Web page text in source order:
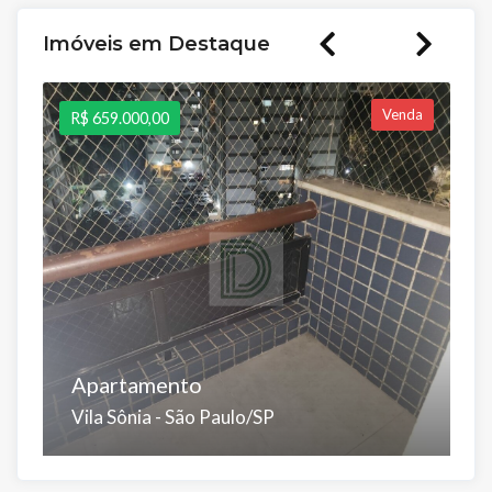
Imóveis em Destaque
R$ 659.000,00 Venda
Apartamento
Vila Sônia - São Paulo/SP